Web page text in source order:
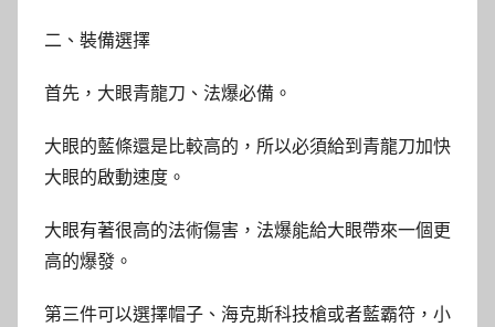
二、裝備選擇
首先，大眼青龍刀、法爆必備。
大眼的藍條還是比較高的，所以必須給到青龍刀加快
大眼的啟動速度。
大眼有著很高的法術傷害，法爆能給大眼帶來一個更
高的爆發。
第三件可以選擇帽子、海克斯科技槍或者藍霸符，小